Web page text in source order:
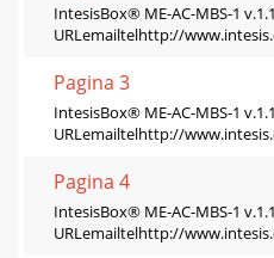
IntesisBox® ME-AC-MBS-1
URLemailtelhttp://
Pagina 3
IntesisBox® ME-AC-MBS-1
URLemailtelhttp://
Pagina 4
IntesisBox® ME-AC-MBS-1
URLemailtelhttp://